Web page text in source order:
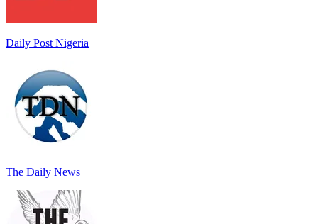
Daily Post Nigeria
The Daily News